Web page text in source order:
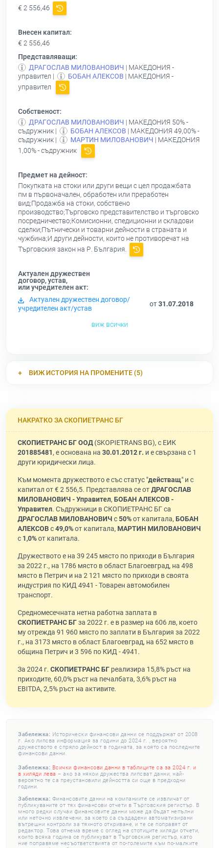
€ 2 556,46
Внесен капитал:
€ 2 556,46
Представляващи:
ДРАГОСЛАВ МИЛОВАНОВИЧ | МАКЕДОНИЯ -
управител |
БОБАН АЛЕКСОВ | МАКЕДОНИЯ -
управител
Собственост:
ДРАГОСЛАВ МИЛОВАНОВИЧ | МАКЕДОНИЯ 50% -
съдружник |
БОБАН АЛЕКСОВ | МАКЕДОНИЯ 49,00% -
съдружник |
МАРТИН МИЛОВАНОВИЧ | МАКЕДОНИЯ
1,00% - съдружник
Предмет на дейност:
Покупката на стоки или други вещи с цел продажбата
пм в първоначален, обработен или преработен
вид;Продажба на стоки, собствено
производство;Търговско представителство и търговско
посредничество;Комисионни, спедиционни и складови
сделки;Пътнически и товарни дейности в страната и
чужбина;И други дейности, които не противоречат на
Търговския закон на Р. България.
Актуален дружествен
договор, устав,
или учредителен акт:
Актуален дружествен договор/
учредителен акт/устав
от31.07.2018
виж всички
ВИЖ ИСТОРИЯ НА ПРОМЕНИТЕ (5)
НАКРАТКО ЗА СКОПИЕТРАНС БГ
СКОПИЕТРАНС БГ ООД(SKOPIETRANS BG), с ЕИК
201885481, е основана на 30.01.2012 г. и е свързана с 1
други юридически лица.
Към момента дружеството е със статус "действащ" и с
капитал от € 2 556,5. Представлява се отДРАГОСЛАВ
МИЛОВАНОВИЧ - Управител, БОБАН АЛЕКСОВ -
Управител. Съдружници в СКОПИЕТРАНС БГ са
ДРАГОСЛАВ МИЛОВАНОВИЧ с50%от капитала, БОБАН
АЛЕКСОВс49,0%от капитала, МАРТИН МИЛОВАНОВИЧ
с 1,0%от капитала.
Дружеството е на 39 245 място по приходи в България
за 2022 г., на 1786 място в област Благоевград, на 498
място в Петрич и на 2 121 място по приходи в своята
индустрия по КИД 4941 - Товарен автомобилен
транспорт.
Средномесечната нетна работна заплата в
СКОПИЕТРАНС БГза 2022 г. е в размер на 606 лв, което
му отрежда 91 960 място по заплати в България за 2022
г., на 3173 място в област Благоевград, на 652 място в
община Петрич и 3 596 по КИД - 4941.
За 2024 г. СКОПИЕТРАНС БГ реализира 15,8% ръст на
приходите, 60,0% ръст на печалбата, 3,6% ръст на
EBITDA, 2,5% ръст на активите.
Забележка: Исторически финансови данни се поддържат от 2008
г. Ако липсва информация за години до 2024 г. , вероятно
дружеството е спряло дейност в годината, за която са последните
финансови данни.
Забележка: Всички финансови данни в таблиците са за 2024 г. и
в хиляди лева – ако за някои дружества липсват данни, най-
вероятно те са преустановили дейността си още в предходни
години.
Забележка: Финансовите данни на компаниите се извличат от
публикуваните от тях финансови отчети в Търговския регистър. В
много редки случаи финансовите данни може да бъдат непълни
или неточно извлечени, за което са създадени автоматизирани
вътрешни контроли за тяхното откриване, и те се поправят от
редактор. Това отнема време с оглед на стотиците хиляди отчети,
които всяка година се публикуват в Търговския регистър, като
ние поправяме несъответствията от по-големите към по-малките